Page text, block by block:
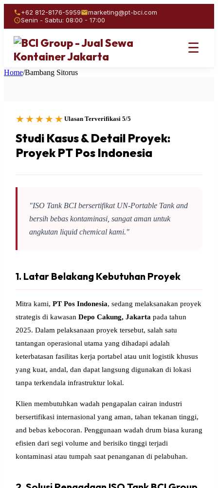
+62 812-8176-5959
marketing@pt-bci.com
Senin - Sabtu: 08:00 - 17:00
☰
Home/Bambang Sitorus
★★★★★ Ulasan Terverifikasi 5/5
Studi Kasus & Detail Proyek:
Proyek PT Pos Indonesia
"ISO Tank BCI bersertifikat UN-Portable Tank and
bersih bebas kontaminasi, sangat aman untuk
angkutan liquid chemical kami."
1. Latar Belakang Kebutuhan Proyek
Mitra kami, PT Pos Indonesia, sedang melaksanakan proyek
strategis di kawasan Depo Cakung, Jakarta pada tahun
2025. Dalam pelaksanaan proyek tersebut, salah satu
tantangan operasional utama yang dihadapi adalah
keterbatasan fasilitas kerja portabel atau unit logistik khusus
yang kuat, andal, dan dapat langsung digunakan di lokasi
tanpa terkendala infrastruktur lokal.
Klien membutuhkan wadah pengapalan cairan industri
bersertifikasi internasional yang aman, tahan tekanan tinggi,
and bebas kebocoran. Penggunaan wadah drum biasa kurang
efisien dari segi volume and berisiko tinggi terjadi
kontaminasi atau tumpah saat penanganan di pelabuhan.